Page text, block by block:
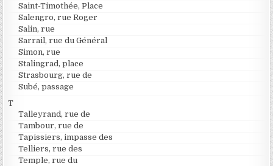
Saint-Timothée, Place
Salengro, rue Roger
Salin, rue
Sarrail, rue du Général
Simon, rue
Stalingrad, place
Strasbourg, rue de
Subé, passage
T
Talleyrand, rue de
Tambour, rue de
Tapissiers, impasse des
Telliers, rue des
Temple, rue du